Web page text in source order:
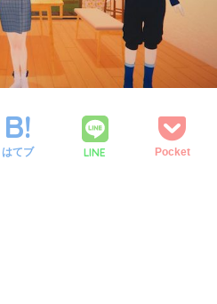
はてブ LINE Pocket